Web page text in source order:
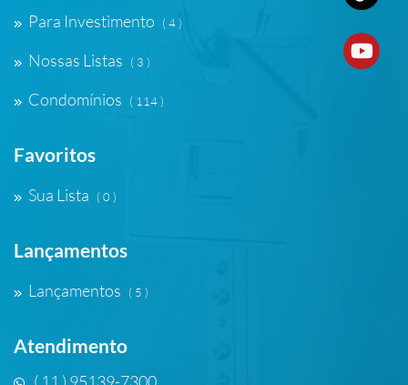
Para Investimento ( 4 )
Nossas Listas ( 3 )
Condomínios ( 114 )
Favoritos
Sua Lista ( 0 )
Lançamentos
Lançamentos ( 5 )
Atendimento